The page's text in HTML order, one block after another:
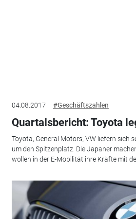
04.08.2017 #Geschäftszahlen
Quartalsbericht: Toyota
Toyota, General Motors, VW liefern sich
um den Spitzenplatz. Die Japaner
wollen in der E-Mobilität ihre Kräfte mit